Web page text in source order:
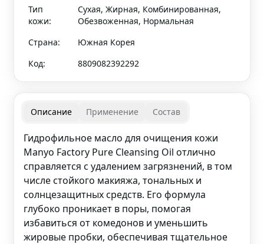
Тип
кожи:
Сухая, Жирная, Комбинированная,
Обезвоженная, Нормальная
Страна:
Южная Корея
Код:
8809082392292
Описание Применение Состав
Гидрофильное масло для очищения кожи
Manyo Factory Pure Cleansing Oil отлично
справляется с удалением загрязнений, в том
числе стойкого макияжа, тональных и
солнцезащитных средств. Его формула
глубоко проникает в поры, помогая
избавиться от комедонов и уменьшить
жировые пробки, обеспечивая тщательное